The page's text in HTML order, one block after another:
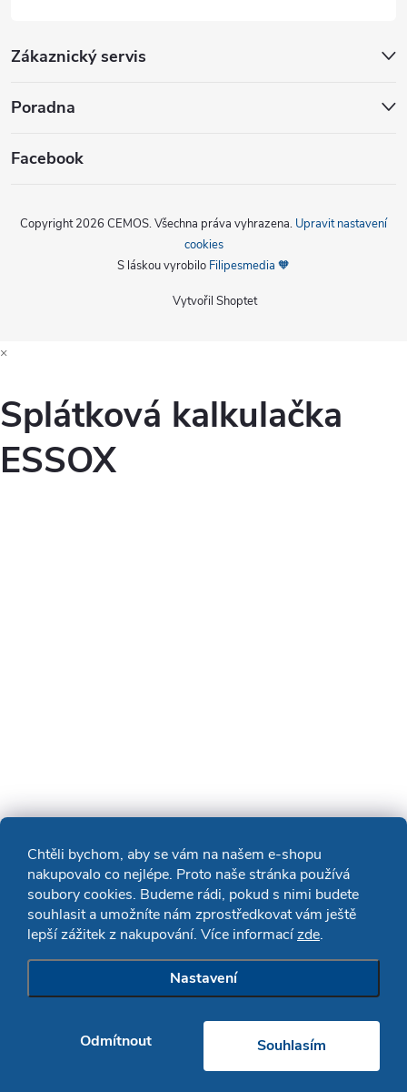
Chtěli bychom, aby se vám na našem e-shopu
nakupovalo co nejlépe. Proto naše stránka používá
soubory cookies. Budeme rádi, pokud s nimi budete
souhlasit a umožníte nám zprostředkovat vám ještě
lepší zážitek z nakupování. Více informacízde.
Nastavení
Odmítnout Souhlasím
Zákaznický servis
Poradna
Facebook
Vytvořil Shoptet
Copyright 2026 CEMOS. Všechna práva vyhrazena. Upravit nastavení
cookies
S láskou vyrobilo Filipesmedia 🧡
×
Splátková kalkulačka
ESSOX